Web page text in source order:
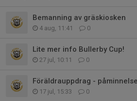
Bemanning av gräskiosken
4 aug, 11:41 0
Lite mer info Bullerby Cup!
27 jul, 10:11 0
Föräldrauppdrag - påminnelse
17 jul, 15:33 0